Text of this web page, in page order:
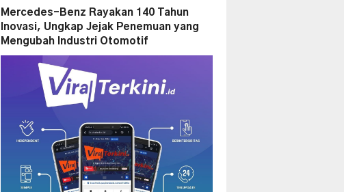
Mercedes-Benz Rayakan 140 Tahun
Inovasi, Ungkap Jejak Penemuan yang
Mengubah Industri Otomotif